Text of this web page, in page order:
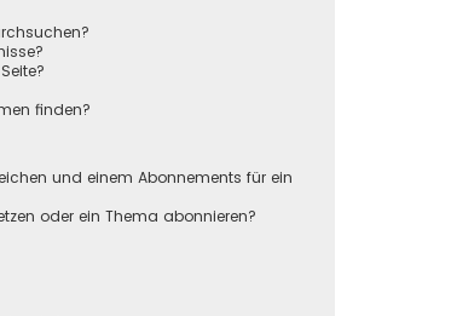
finden?
und einem Abonnements für ein
oder ein Thema abonnieren?